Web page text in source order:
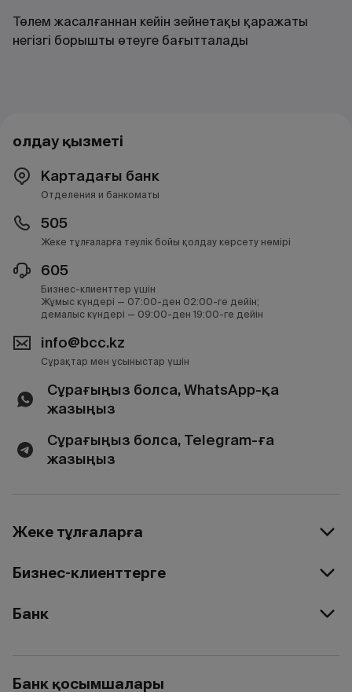
Төлем жасалғаннан кейін зейнетақы қаражаты
негізгі борышты өтеуге бағытталады
Қолдау қызметі
Картадағы банк
Отделения и банкоматы
505
Жеке тұлғаларға тәулік бойы қолдау көрсету нөмірі
605
Бизнес-клиенттер үшін
Жұмыс күндері — 07:00-ден 02:00-ге дейін;
демалыс күндері — 09:00-ден 19:00-ге дейін
info@bcc.kz
Сұрақтар мен ұсыныстар үшін
Сұрағыңыз болса, WhatsApp-қа
жазыңыз
Сұрағыңыз болса, Telegram-ға
жазыңыз
Жеке тұлғаларға
Бизнес-клиенттерге
Банк
Банк қосымшалары